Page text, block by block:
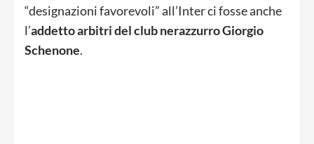
“designazioni favorevoli” all’Inter ci fosse anche
l’addetto arbitri del club nerazzurro Giorgio
Schenone.